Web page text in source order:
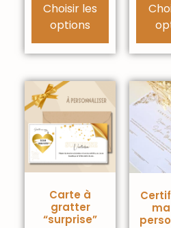
Choisir les
options
Carte à
gratter
“surprise”